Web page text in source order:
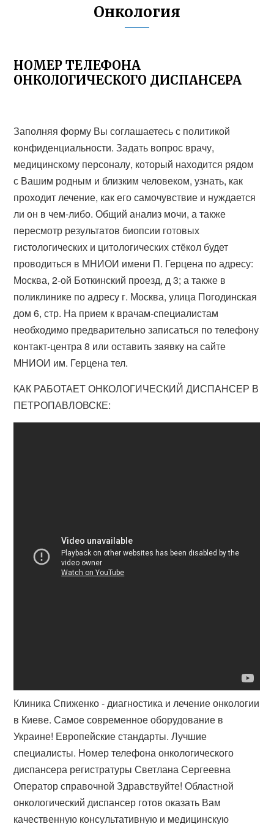
Онкология
НОМЕР ТЕЛЕФОНА
ОНКОЛОГИЧЕСКОГО ДИСПАНСЕРА
Заполняя форму Вы соглашаетесь с политикой
конфиденциальности. Задать вопрос врачу,
медицинскому персоналу, который находится рядом
с Вашим родным и близким человеком, узнать, как
проходит лечение, как его самочувствие и нуждается
ли он в чем-либо. Общий анализ мочи, а также
пересмотр результатов биопсии готовых
гистологических и цитологических стёкол будет
проводиться в МНИОИ имени П. Герцена по адресу:
Москва, 2-ой Боткинский проезд, д 3; а также в
поликлинике по адресу г. Москва, улица Погодинская
дом 6, стр. На прием к врачам-специалистам
необходимо предварительно записаться по телефону
контакт-центра 8 или оставить заявку на сайте
МНИОИ им. Герцена тел.
КАК РАБОТАЕТ ОНКОЛОГИЧЕСКИЙ ДИСПАНСЕР В
ПЕТРОПАВЛОВСКЕ:
Клиника Спиженко - диагностика и лечение онкологии
в Киеве. Самое современное оборудование в
Украине! Европейские стандарты. Лучшие
специалисты. Номер телефона онкологического
диспансера регистратуры Светлана Сергеевна
Оператор справочной Здравствуйте! Областной
онкологический диспансер готов оказать Вам
качественную консультативную и медицинскую